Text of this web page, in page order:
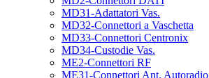
MD31-Adattatori Vas.
MD32-Connettori a Vaschetta
MD33-Connettori Centronix
MD34-Custodie Vas.
ME2-Connettori RF
ME31-Connettori Ant. Autoradio